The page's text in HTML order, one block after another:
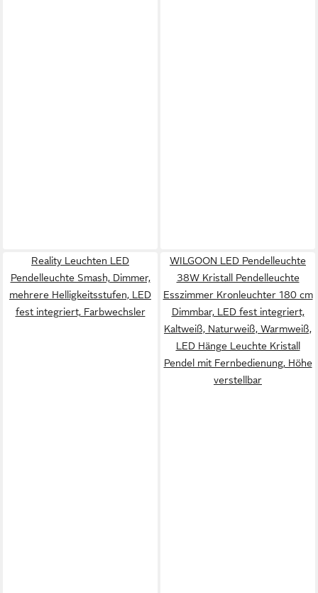
Reality Leuchten LED
Pendelleuchte Smash, Dimmer,
mehrere Helligkeitsstufen, LED
fest integriert, Farbwechsler
WILGOON LED Pendelleuchte
38W Kristall Pendelleuchte
Esszimmer Kronleuchter 180 cm
Dimmbar, LED fest integriert,
Kaltweiß, Naturweiß, Warmweiß,
LED Hänge Leuchte Kristall
Pendel mit Fernbedienung, Höhe
verstellbar